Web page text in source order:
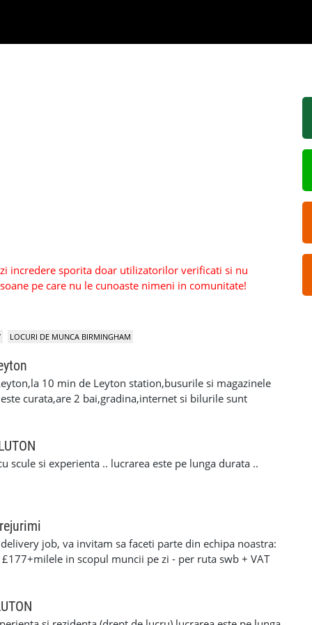
incredere sporita doar utilizatorilor verificati si nu
pe care nu le cunoaste nimeni in comunitate!
LOCURI DE MUNCA BIRMINGHAM
10 min de Leyton station,busurile si magazinele
curata,are 2 bai,gradina,internet si bilurile sunt
cuplu linistit,serios si muncitor. Pentru mai multe
scule si experienta .. lucrarea este pe lunga durata ..
job, va invitam sa faceti parte din echipa noastra:
in scopul muncii pe zi - per ruta swb + VAT
in scopul muncii pe zi per ruta lwb + VAT pentru
de ani •1 an experienta pe permis •cazier curat -
•posibilitatea sa treceti un test drog si alcool